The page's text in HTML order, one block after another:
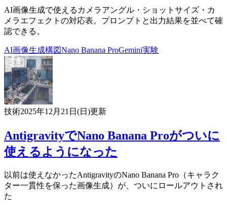
AI画像生成で使えるカメラアングル・ショットサイズ・カ
メラエフェクトの対応表。プロンプトと出力結果を並べて確
認できる。
AI画像生成構図Nano Banana ProGemini実験
技術2025年12月21日(日)更新
AntigravityでNano Banana Proがついに
使えるようになった
以前は使えなかったAntigravityのNano Banana Pro（キャラク
ター一貫性を保った画像生成）が、ついにロールアウトされ
た